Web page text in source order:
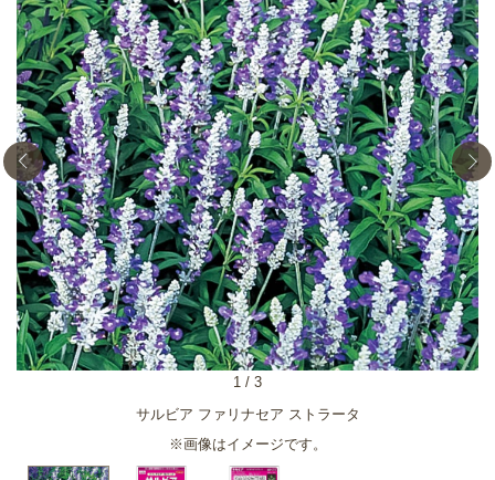
サルビア ファリナセア ストラータ
※画像はイメージです。
1 / 3